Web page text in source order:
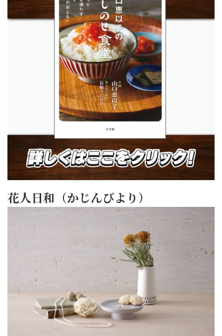
花人日和（かじんびより）